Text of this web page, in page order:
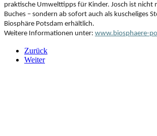
praktische Umwelttipps für Kinder. Josch ist nicht
Buches – sondern ab sofort auch als kuscheliges
Biosphäre Potsdam erhältlich.
Weitere Informationen unter: www.biosphaere-
Zurück
Weiter